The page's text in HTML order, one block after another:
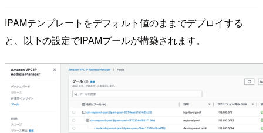
IPAMテンプレートをデフォルト値のままでデプロイする
と、以下の設定でIPAMプールが構築されます。